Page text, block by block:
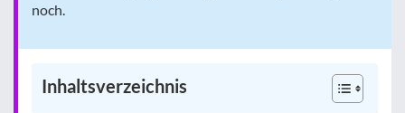
noch.
Inhaltsverzeichnis